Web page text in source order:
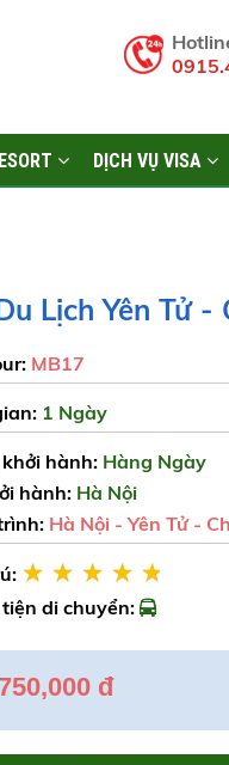
DỊCH VỤ VISA
Lịch Yên Tử
MB17
1 Ngày
hành: Hàng Ngày
hành: Hà Nội
Hà Nội - Yên Tử -
di chuyển:
750,000 đ